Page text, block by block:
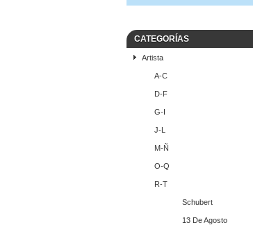
CATEGORÍAS
Artista
A-C
D-F
G-I
J-L
M-Ñ
O-Q
R-T
Schubert
13 De Agosto